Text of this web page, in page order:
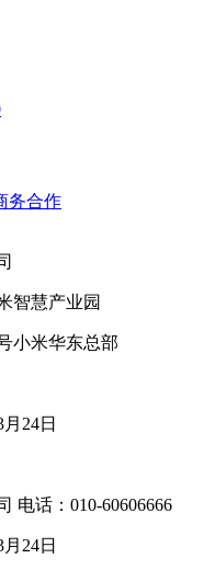
务合作
智慧产业园
小米华东总部
24日
电话：010-60606666
24日